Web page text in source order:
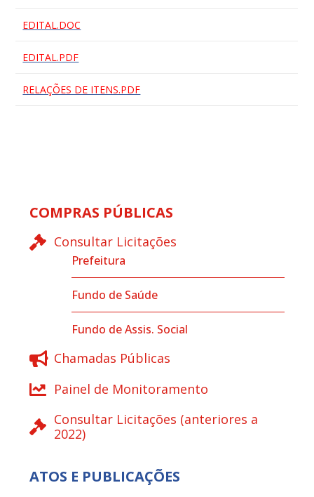
EDITAL.DOC
EDITAL.PDF
RELAÇÕES DE ITENS.PDF
COMPRAS PÚBLICAS
Consultar Licitações
Prefeitura
Fundo de Saúde
Fundo de Assis. Social
Chamadas Públicas
Painel de Monitoramento
Consultar Licitações (anteriores a
2022)
ATOS E PUBLICAÇÕES